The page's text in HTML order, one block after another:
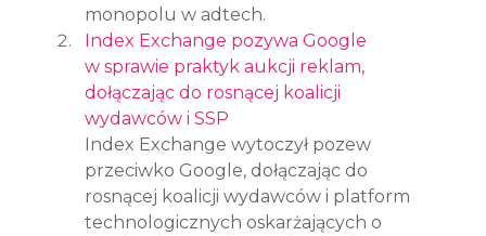
monopolu w adtech.
Index Exchange pozywa Google
w sprawie praktyk aukcji reklam,
dołączając do rosnącej koalicji
wydawców i SSP
Index Exchange wytoczył pozew
przeciwko Google, dołączając do
rosnącej koalicji wydawców i platform
technologicznych oskarżających o